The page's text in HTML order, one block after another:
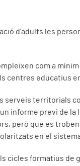
d'adults les
com a
centres educatius
territorials
informe previ de
però que es
en el
cicles formatius